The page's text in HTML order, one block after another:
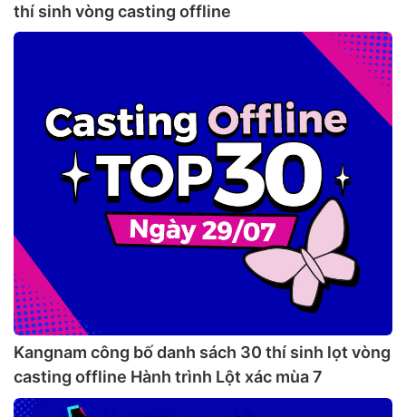
thí sinh vòng casting offline
Kangnam công bố danh sách 30 thí sinh lọt vòng
casting offline Hành trình Lột xác mùa 7